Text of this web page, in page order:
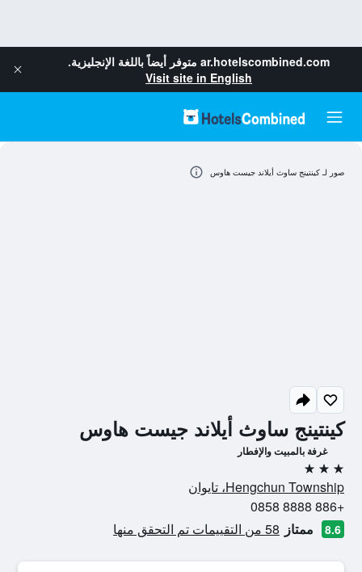
ar.hotelscombined.com متوفر أيضاً باللغة الإنجليزية.
Visit site in English
كينتينج ساوث أيلاند جيست هاوس
غرفة بالمبيت والإفطار
3 نجوم
Hengchun Township، تايوان
+886 8888 0858
8.6 ممتاز 58 من التقييمات تم التحقق منها
صور لـ كينتينج ساوث أيلاند جيست هاوس